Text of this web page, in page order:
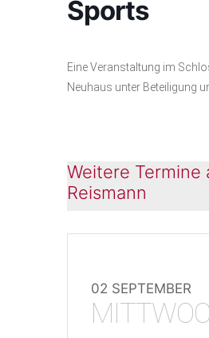
Sports
Eine Veranstaltung im
Neuhaus unter Beteiligung
Weitere Termine
Reismann
02 SEPTEMBER